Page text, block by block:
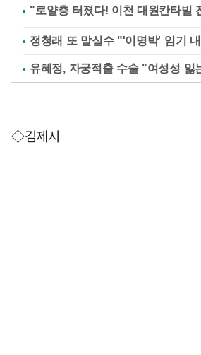
정청래 또 말실수 "'이명박' 임기
유혜정, 자궁적출 수술 "여성성
◇김제시